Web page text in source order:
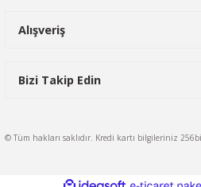
Alışveriş
Bizi Takip Edin
© Tüm hakları saklıdır. Kredi kartı bilgileriniz
ideasoft